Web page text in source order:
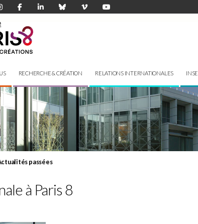
RECHERCHE & CRÉATION RELATIONS INTERNATIONALES
passées
à Paris 8